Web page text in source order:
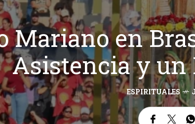
Mariano en
Asistencia y un
ESPIRITUALES